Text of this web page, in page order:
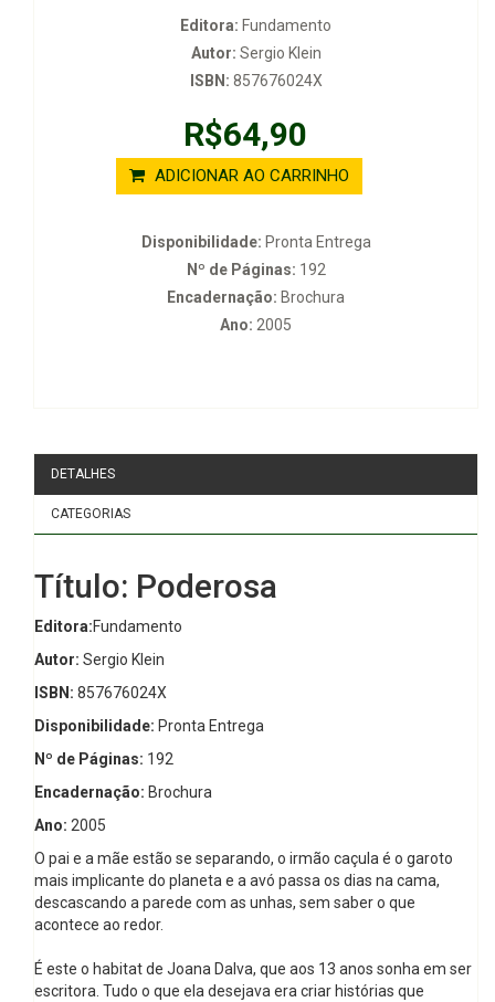
Editora: Fundamento
Autor: Sergio Klein
ISBN: 857676024X
R$64,90
ADICIONAR AO CARRINHO
Disponibilidade: Pronta Entrega
Nº de Páginas: 192
Encadernação: Brochura
Ano: 2005
DETALHES
CATEGORIAS
Título: Poderosa
Editora:Fundamento
Autor: Sergio Klein
ISBN: 857676024X
Disponibilidade: Pronta Entrega
Nº de Páginas: 192
Encadernação: Brochura
Ano: 2005
O pai e a mãe estão se separando, o irmão caçula é o garoto
mais implicante do planeta e a avó passa os dias na cama,
descascando a parede com as unhas, sem saber o que
acontece ao redor.
É este o habitat de Joana Dalva, que aos 13 anos sonha em ser
escritora. Tudo o que ela desejava era criar histórias que